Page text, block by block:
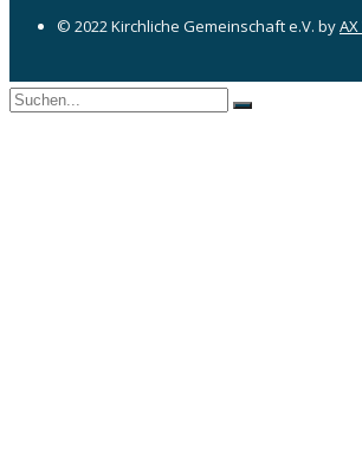
© 2022 Kirchliche Gemeinschaft e.V. by